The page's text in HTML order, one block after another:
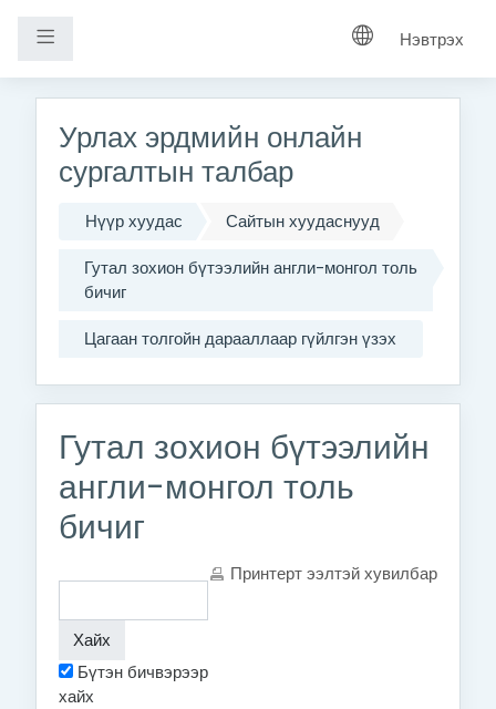
Хажуугийн самбар Нэвтрэх
Урлах эрдмийн онлайн
сургалтын талбар
Нүүр хуудас
Сайтын хуудаснууд
Гутал зохион бүтээлийн англи-монгол толь
бичиг
Цагаан толгойн дарааллаар гүйлгэн үзэх
Гутал зохион бүтээлийн
англи-монгол толь
бичиг
Принтерт ээлтэй хувилбар
Бүтэн бичвэрээр
хайх